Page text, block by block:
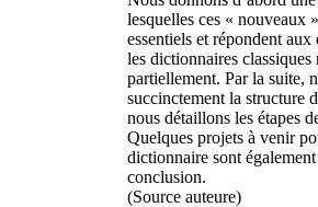
lesquelles ces « nouveaux
essentiels et répondent
les dictionnaires classiques
partiellement. Par la suite,
succinctement la structure
nous détaillons les étapes
Quelques projets à venir
dictionnaire sont
conclusion.
(Source auteure)